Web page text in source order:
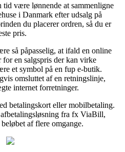
tid være lønnende at sammenligne
i Danmark efter udsalg på
du placerer ordren, så du er
pris.
så påpasselig, at ifald en online
for en salgspris der kan virke
et symbol på en fup e-butik.
omsluttet af en retningslinje,
internet forretninger.
betalingskort eller mobilbetaling.
fra fx ViaBill,
af flere omgange.